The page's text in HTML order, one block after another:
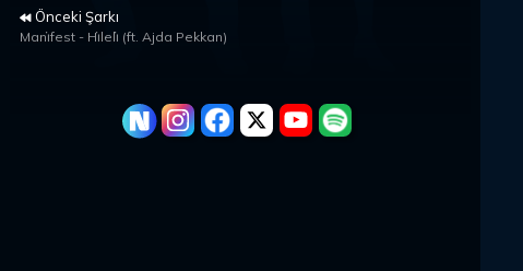
Önceki Şarkı
Mani̇fest - Hi̇leli̇ (ft. Ajda Pekkan)